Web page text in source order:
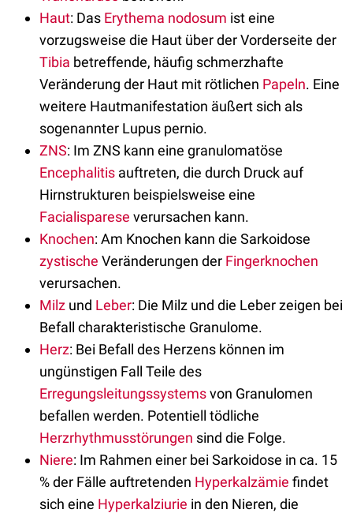
Haut: Das Erythema nodosum ist eine
vorzugsweise die Haut über der Vorderseite der
Tibia betreffende, häufig schmerzhafte
Veränderung der Haut mit rötlichen Papeln. Eine
weitere Hautmanifestation äußert sich als
sogenannter Lupus pernio.
ZNS: Im ZNS kann eine granulomatöse
Encephalitis auftreten, die durch Druck auf
Hirnstrukturen beispielsweise eine
Facialisparese verursachen kann.
Knochen: Am Knochen kann die Sarkoidose
zystische Veränderungen der Fingerknochen
verursachen.
Milz und Leber: Die Milz und die Leber zeigen bei
Befall charakteristische Granulome.
Herz: Bei Befall des Herzens können im
ungünstigen Fall Teile des
Erregungsleitungssystemsvon Granulomen
befallen werden. Potentiell tödliche
Herzrhythmusstörungen sind die Folge.
Niere: Im Rahmen einer bei Sarkoidose in ca. 15
% der Fälle auftretenden Hyperkalzämie findet
sich eine Hyperkalziurie in den Nieren, die